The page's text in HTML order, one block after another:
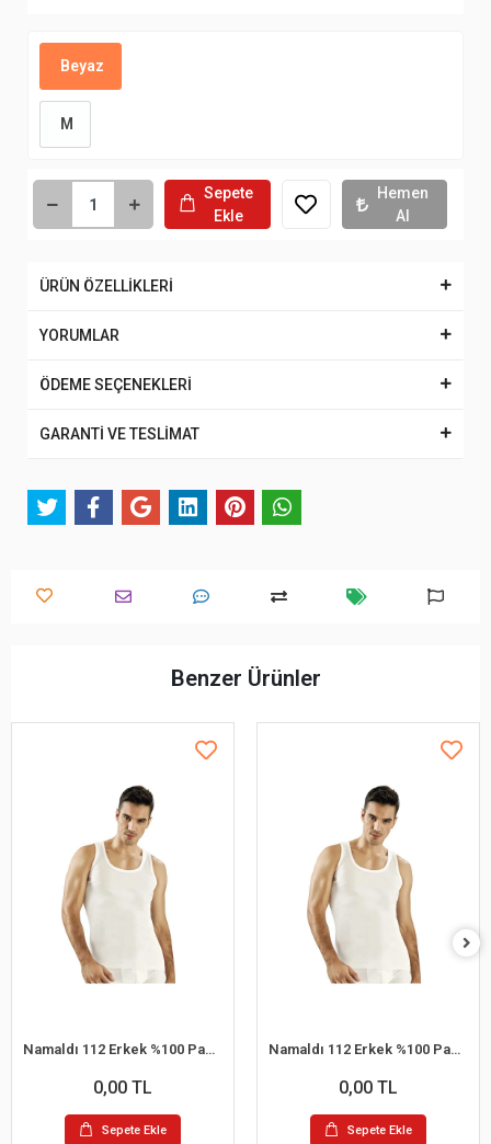
Beyaz
M
Sepete
Ekle
Hemen
Al
ÜRÜN ÖZELLİKLERİ
YORUMLAR
ÖDEME SEÇENEKLERİ
GARANTİ VE TESLİMAT
Benzer Ürünler
Namaldı 112 Erkek %100 Pamuk Atlet L 6'lı Paket
0,00 TL
Sepete Ekle
Namaldı 112 Erkek %100 Pamuk Atlet S 6'lı Paket
0,00 TL
Sepete Ekle